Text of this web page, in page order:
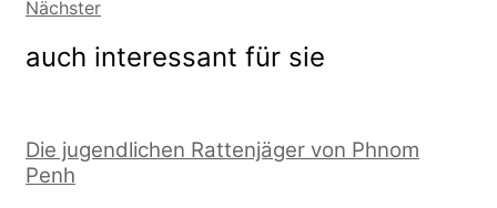
Nächster
auch interessant für sie
Die jugendlichen Rattenjäger von Phnom
Penh